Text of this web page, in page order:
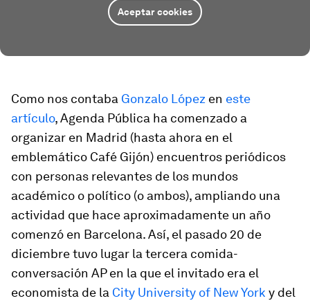
Aceptar cookies
Como nos contaba Gonzalo López en este
artículo, Agenda Pública ha comenzado a
organizar en Madrid (hasta ahora en el
emblemático Café Gijón) encuentros periódicos
con personas relevantes de los mundos
académico o político (o ambos), ampliando una
actividad que hace aproximadamente un año
comenzó en Barcelona. Así, el pasado 20 de
diciembre tuvo lugar la tercera comida-
conversación AP en la que el invitado era el
economista de la City University of New York y del